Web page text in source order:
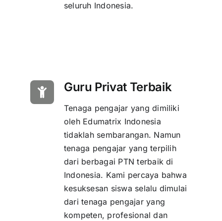
seluruh Indonesia.
Guru Privat Terbaik
Tenaga pengajar yang dimiliki
oleh Edumatrix Indonesia
tidaklah sembarangan. Namun
tenaga pengajar yang terpilih
dari berbagai PTN terbaik di
Indonesia. Kami percaya bahwa
kesuksesan siswa selalu dimulai
dari tenaga pengajar yang
kompeten, profesional dan